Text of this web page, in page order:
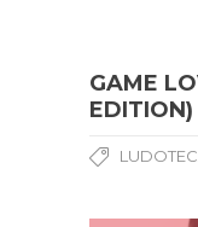
GAME
EDITION)